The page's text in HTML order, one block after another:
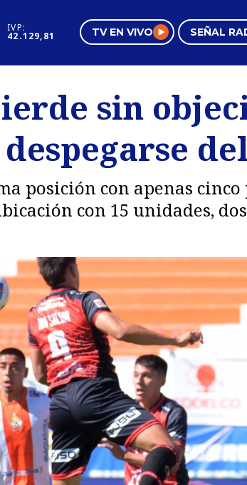
IVP:
42.129,81 TV EN VIVO SEÑAL
Negocios
Pura Mujer
sin
posición con apenas cinco
con 15 unidades,